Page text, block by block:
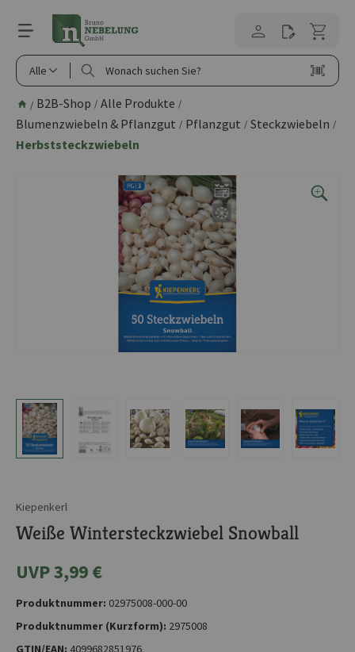
springen
Alle
/ B2B-Shop / Alle Produkte /
Blumenzwiebeln & Pflanzgut / Pflanzgut / Steckzwiebeln /
Herbststeckzwiebeln
Kiepenkerl
Weiße Wintersteckzwiebel Snowball
UVP 3,99 €
Produktnummer: 02975008-000-00
Produktnummer (Kurzform): 2975008
GTIN/EAN: 4099682851976